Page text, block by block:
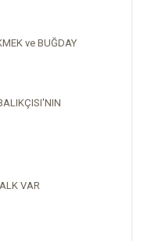
ve BUĞDAY
VAR